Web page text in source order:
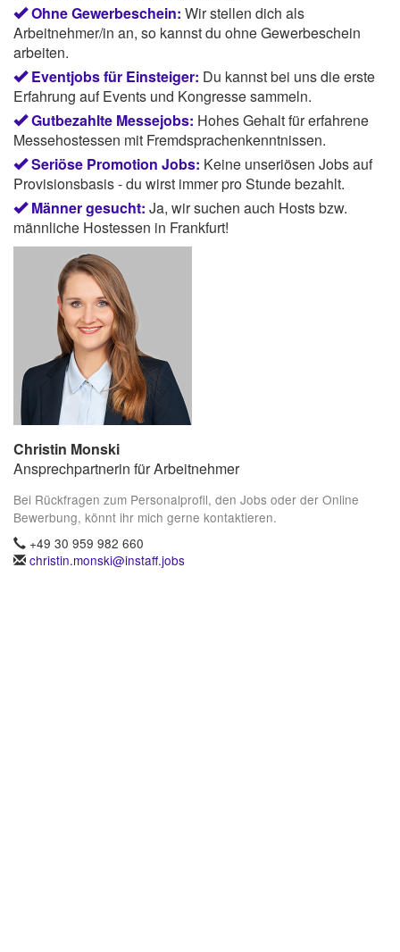
Ohne Gewerbeschein: Wir stellen dich als
Arbeitnehmer/in an, so kannst du ohne Gewerbeschein
arbeiten.
Eventjobs für Einsteiger: Du kannst bei uns die erste
Erfahrung auf Events und Kongresse sammeln.
Gutbezahlte Messejobs: Hohes Gehalt für erfahrene
Messehostessen mit Fremdsprachenkenntnissen.
Seriöse Promotion Jobs: Keine unseriösen Jobs auf
Provisionsbasis - du wirst immer pro Stunde bezahlt.
Männer gesucht: Ja, wir suchen auch Hosts bzw.
männliche Hostessen in Frankfurt!
Christin Monski
Ansprechpartnerin für Arbeitnehmer
Bei Rückfragen zum Personalprofil, den Jobs oder der Online
Bewerbung, könnt ihr mich gerne kontaktieren.
+49 30 959 982 660
christin.monski@instaff.jobs